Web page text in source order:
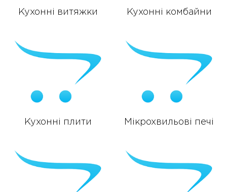
Кухонні витяжки Кухонні комбайни
Кухонні плити Мікрохвильові печі